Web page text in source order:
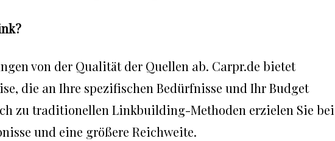
von der Qualität der Quellen ab. Carpr.de bietet
die an Ihre spezifischen Bedürfnisse und Ihr Budget
zu traditionellen Linkbuilding-Methoden erzielen Sie bei
und eine größere Reichweite.